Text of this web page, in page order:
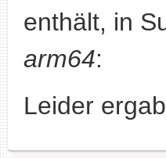
enthält, in
arm64:
Leider